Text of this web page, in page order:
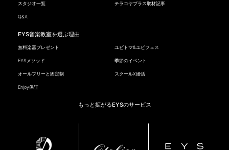
スタジオ一覧 テラコヤプラス取材記事
Q&A
EYS音楽教室を選ぶ理由
無料楽器プレゼント ユビトマ&ユビフェス
EYSメソッド 季節のイベント
オールフリーと固定制 スクールX婚活
Enjoy保証
もっと拡がるEYSのサービス